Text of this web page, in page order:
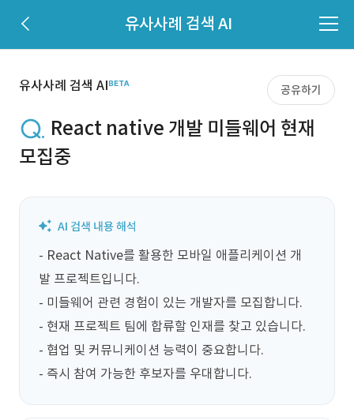
유사사례 검색 AI
유사사례 검색 AI 공유하기
React native 개발 미들웨어 현재
모집중
- React Native를 활용한 모바일 애플리케이션 개
발 프로젝트입니다.
- 미들웨어 관련 경험이 있는 개발자를 모집합니다.
- 현재 프로젝트 팀에 합류할 인재를 찾고 있습니다.
- 협업 및 커뮤니케이션 능력이 중요합니다.
- 즉시 참여 가능한 후보자를 우대합니다.